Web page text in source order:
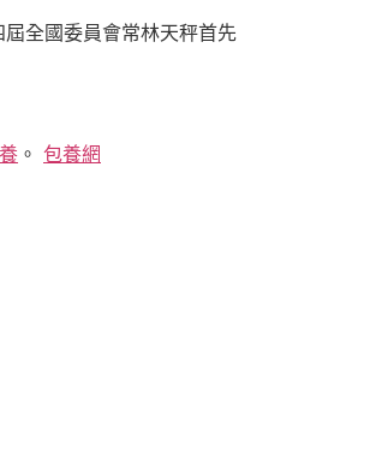
全國委員會常林天秤首先
。 包養網